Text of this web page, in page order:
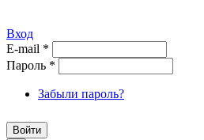
Вход
E-mail *
Пароль *
Забыли пароль?